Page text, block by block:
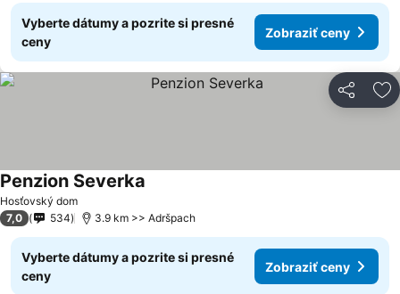
Vyberte dátumy a pozrite si presné
ceny
Zobraziť ceny
Zdieľať
Hosťovský dom
Penzion Severka
7,0 534 3.9 km >> Adršpach
Vyberte dátumy a pozrite si presné
ceny
Zobraziť ceny